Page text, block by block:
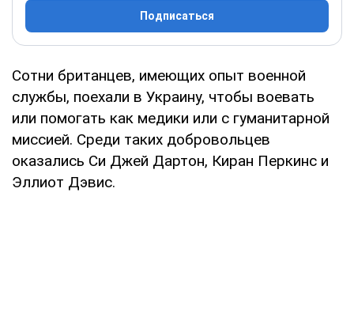
Подписаться
Сотни британцев, имеющих опыт военной
службы, поехали в Украину, чтобы воевать
или помогать как медики или с гуманитарной
миссией. Среди таких добровольцев
оказались Си Джей Дартон, Киран Перкинс и
Эллиот Дэвис.